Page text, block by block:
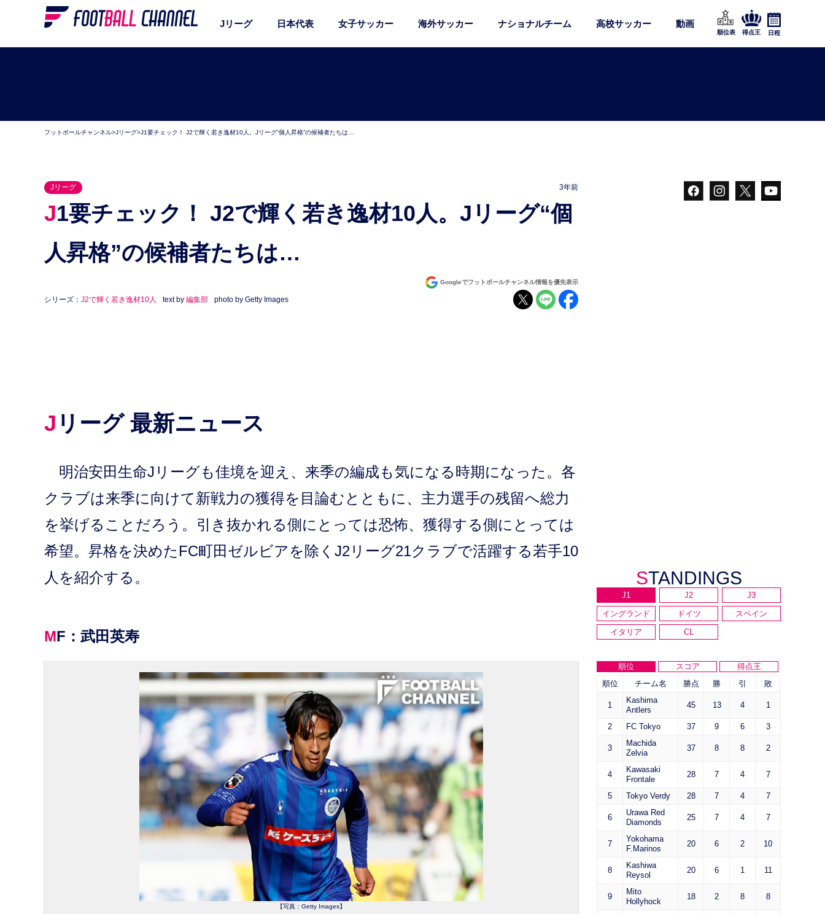
Jリーグ 日本代表 女子サッカー 海外サッカー ナショナルチーム 高校サッカー 動画
順位表 得点王 日程
フットボールチャンネル>Jリーグ>J1要チェック！ J2で輝く若き逸材10人。Jリーグ“個人昇格”の候補者たちは…
Jリーグ 3年前
J1要チェック！ J2で輝く若き逸材10人。Jリーグ“個
人昇格”の候補者たちは…
Googleでフットボールチャンネル情報を優先表示
シリーズ： J2で輝く若き逸材10人 text by 編集部 photo by Getty Images
Jリーグ 最新ニュース
明治安田生命Jリーグも佳境を迎え、来季の編成も気になる時期になった。各
クラブは来季に向けて新戦力の獲得を目論むとともに、主力選手の残留へ総力
を挙げることだろう。引き抜かれる側にとっては恐怖、獲得する側にとっては
希望。昇格を決めたFC町田ゼルビアを除くJ2リーグ21クラブで活躍する若手10
人を紹介する。
MF：武田英寿
【写真：Getty Images】
STANDINGS
J1 J2
J3
イングランド
ドイツ
スペイン
イタリア
CL
順位 スコア
得点王
順位
チーム名 勝点 勝 引 敗
1
Kashima
Antlers
45 13 4 1
2 FC Tokyo 37 9 6 3
3
Machida
Zelvia
37 8 8 2
4
Kawasaki
Frontale
28 7 4 7
5 Tokyo Verdy 28 7 4 7
6
Urawa Red
Diamonds
25 7 4 7
7
Yokohama
F.Marinos
20 6 2 10
8
Kashiwa
Reysol
20 6 1 11
9
Mito
Hollyhock
18 2 8 8